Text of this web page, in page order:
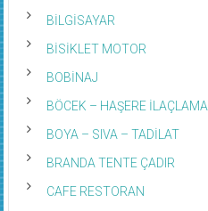
BİLGİSAYAR
BİSİKLET MOTOR
BOBİNAJ
BÖCEK – HAŞERE İLAÇLAMA
BOYA – SIVA – TADİLAT
BRANDA TENTE ÇADIR
CAFE RESTORAN